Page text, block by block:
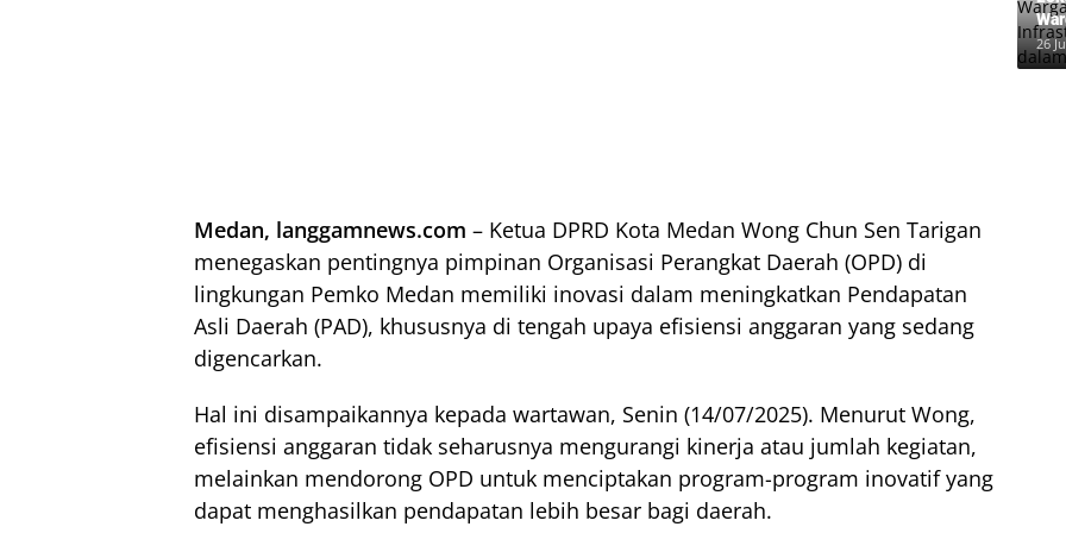
Medan, langgamnews.com – Ketua DPRD Kota Medan Wong Chun Sen Tarigan
menegaskan pentingnya pimpinan Organisasi Perangkat Daerah (OPD) di
lingkungan Pemko Medan memiliki inovasi dalam meningkatkan Pendapatan
Asli Daerah (PAD), khususnya di tengah upaya efisiensi anggaran yang sedang
digencarkan.
Hal ini disampaikannya kepada wartawan, Senin (14/07/2025). Menurut Wong,
efisiensi anggaran tidak seharusnya mengurangi kinerja atau jumlah kegiatan,
melainkan mendorong OPD untuk menciptakan program-program inovatif yang
dapat menghasilkan pendapatan lebih besar bagi daerah.
26